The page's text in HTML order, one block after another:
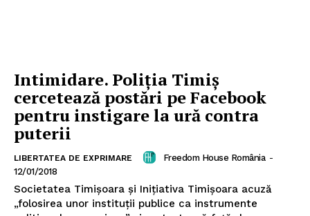
Intimidare. Poliția Timiș
cercetează postări pe Facebook
pentru instigare la ură contra
puterii
LIBERTATEA DE EXPRIMARE Freedom House România -
12/01/2018
Societatea Timișoara și Inițiativa Timișoara acuză
„folosirea unor instituții publice ca instrumente